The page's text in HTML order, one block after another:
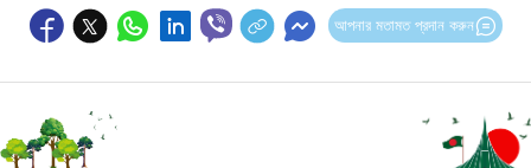
আপনার মতামত প্রদান করুন